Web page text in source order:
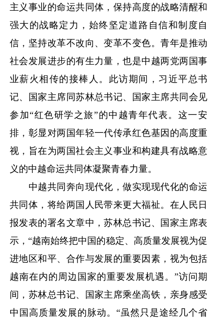
主义事业的命运共同体，保持高度的战略清醒和
强大的战略定力，始终坚定道路自信和制度自
信，坚持改革不改向、变革不变色。青年是推动
社会发展进步的有生力量，也是中越两党两国事
业薪火相传的接棒人。此访期间，习近平总书
记、国家主席同苏林总书记、国家主席共同会见
参加“红色研学之旅”的中越青年代表。这一安
排，彰显对两国年轻一代传承红色基因的高度重
视，旨在为两国社会主义事业和构建具有战略意
义的中越命运共同体凝聚青春力量。
中越共同奔向现代化，做实现现代化的命运
共同体，将给两国人民带来更大福祉。在人民日
报发表的署名文章中，苏林总书记、国家主席表
示，“越南始终把中国的稳定、高质量发展视为促
进地区和平、合作与发展的重要因素，视为包括
越南在内的周边国家的重要发展机遇。”访问期
间，苏林总书记、国家主席乘坐高铁，亲身感受
中国高质量发展的脉动。“虽然只是途经几个省